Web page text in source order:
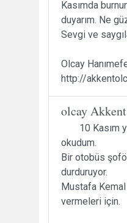
Kasımda
duyarım. Ne
Sevgi ve
Olcay
http://
olcay Akkent
10 Kasım
okudum.
Bir otobüs
durduruyor.
Mustafa
vermeleri için.